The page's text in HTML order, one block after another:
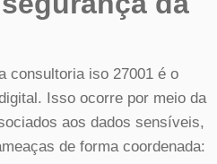
consultoria iso 27001 é o
Isso ocorre por meio da
aos dados sensíveis,
de forma coordenada: